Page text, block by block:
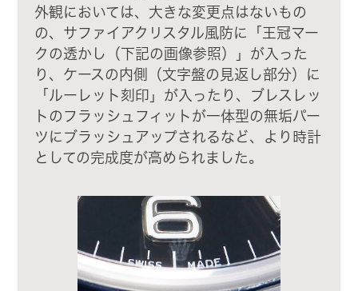
外観においては、大きな変更点はないもの
の、サファイアクリスタル風防に「王冠マー
クの透かし（下記の画像参照）」が入った
り、ケースの内側（文字盤の見返し部分）に
「ルーレット刻印」が入ったり、ブレスレッ
トのフラッシュフィットが一体型の無垢パー
ツにブラッシュアップされるなど、より時計
としての完成度が高められました。